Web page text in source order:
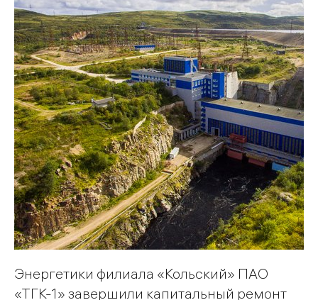
Энергетики филиала «Кольский» ПАО
«ТГК-1» завершили капитальный ремонт